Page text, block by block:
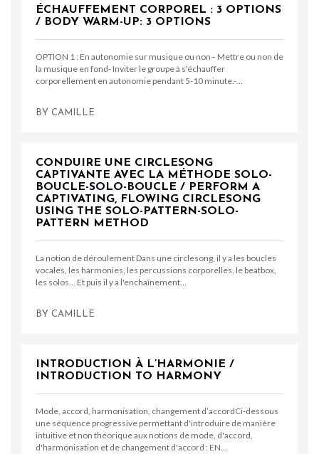
ÉCHAUFFEMENT CORPOREL : 3 OPTIONS
/ BODY WARM-UP: 3 OPTIONS
OPTION 1 : En autonomie sur musique ou non– Mettre ou non de
la musique en fond- Inviter le groupe à s'échauffer
corporellement en autonomie pendant 5-10 minute.-…
BY CAMILLE
CONDUIRE UNE CIRCLESONG
CAPTIVANTE AVEC LA MÉTHODE SOLO-
BOUCLE-SOLO-BOUCLE / PERFORM A
CAPTIVATING, FLOWING CIRCLESONG
USING THE SOLO-PATTERN-SOLO-
PATTERN METHOD
La notion de déroulement Dans une circlesong, il y a les boucles
vocales, les harmonies, les percussions corporelles, le beatbox,
les solos... Et puis il y a l'enchaînement…
BY CAMILLE
INTRODUCTION À L’HARMONIE /
INTRODUCTION TO HARMONY
Mode, accord, harmonisation, changement d’accordCi-dessous
une séquence progressive permettant d'introduire de manière
intuitive et non théorique aux notions de mode, d'accord,
d'harmonisation et de changement d'accord : EN…